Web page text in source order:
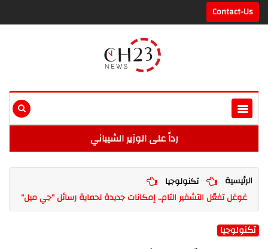
Contact-Us
رداً على الوزير الشيباني
الرئيسية
تكنولوجيا
غوغل تفعّل التشفير التام.. إمكانات جديدة لحماية رسائل "جي ميل"
تكنولوجيا